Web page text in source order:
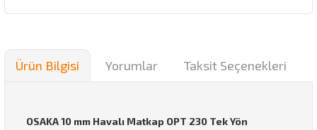
Ürün Bilgisi Yorumlar Taksit Seçenekleri
OSAKA 10 mm Havalı Matkap OPT 230 Tek Yön